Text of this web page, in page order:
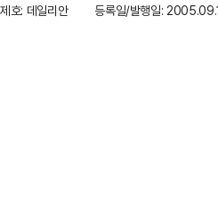
제호: 데일리안
등록일/발행일: